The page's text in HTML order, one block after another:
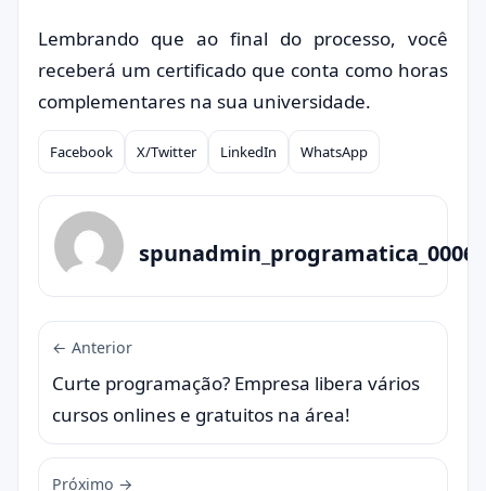
Lembrando que ao final do processo, você
receberá um certificado que conta como horas
complementares na sua universidade.
Compartilhar
Facebook X/Twitter LinkedIn WhatsApp
spunadmin_programatica_0006
← Anterior
Curte programação? Empresa libera vários
cursos onlines e gratuitos na área!
Próximo →